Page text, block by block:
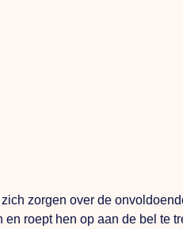
zorgen over de
roept hen op aan de bel te